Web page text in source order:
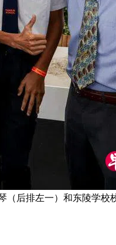
后排左一）和东陵学校